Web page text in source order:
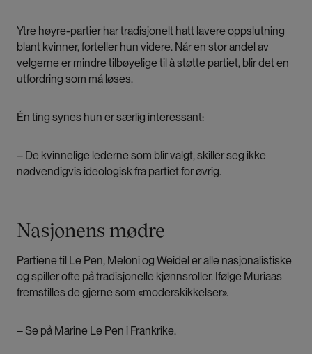
Ytre høyre-partier har tradisjonelt hatt lavere oppslutning
blant kvinner, forteller hun videre. Når en stor andel av
velgerne er mindre tilbøyelige til å støtte partiet, blir det en
utfordring som må løses.
Én ting synes hun er særlig interessant:
– De kvinnelige lederne som blir valgt, skiller seg ikke
nødvendigvis ideologisk fra partiet for øvrig.
Nasjonens mødre
Partiene til Le Pen, Meloni og Weidel er alle nasjonalistiske
og spiller ofte på tradisjonelle kjønnsroller. Ifølge Muriaas
fremstilles de gjerne som «moderskikkelser».
– Se på Marine Le Pen i Frankrike.